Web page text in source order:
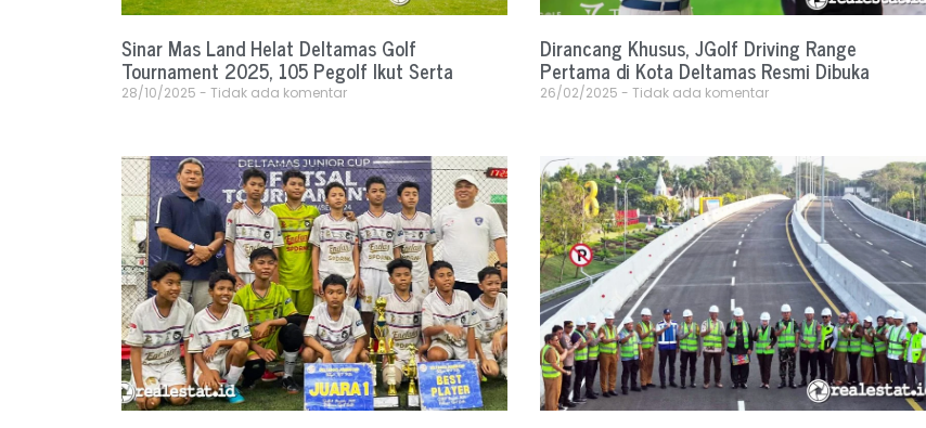
Sinar Mas Land Helat Deltamas Golf
Tournament 2025, 105 Pegolf Ikut Serta
28/10/2025 Tidak ada komentar
Dirancang Khusus, JGolf Driving Range
Pertama di Kota Deltamas Resmi Dibuka
26/02/2025 Tidak ada komentar